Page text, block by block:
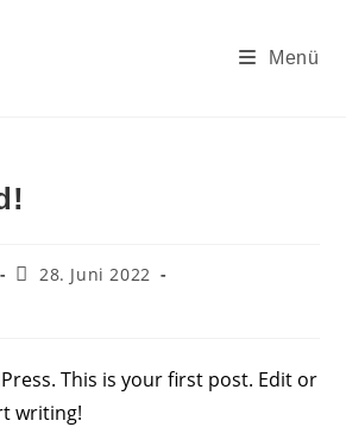
Menü
Beitrag
28. Juni 2022
This is your first post. Edit or
writing!